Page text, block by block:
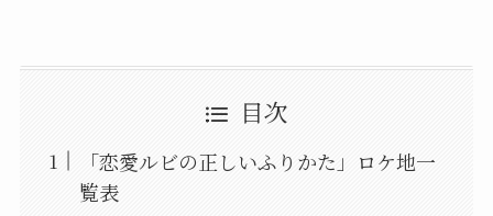
目次
「恋愛ルビの正しいふりかた」ロケ地一
覧表